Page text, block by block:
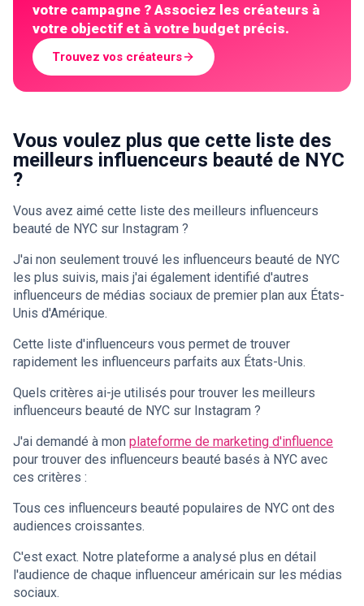
votre campagne ? Associez les créateurs à
votre objectif et à votre budget précis.
Trouvez vos créateurs
Vous voulez plus que cette liste des
meilleurs influenceurs beauté de NYC
?
Vous avez aimé cette liste des meilleurs influenceurs
beauté de NYC sur Instagram ?
J'ai non seulement trouvé les influenceurs beauté de NYC
les plus suivis, mais j'ai également identifié d'autres
influenceurs de médias sociaux de premier plan aux États-
Unis d'Amérique.
Cette liste d'influenceurs vous permet de trouver
rapidement les influenceurs parfaits aux États-Unis.
Quels critères ai-je utilisés pour trouver les meilleurs
influenceurs beauté de NYC sur Instagram ?
J'ai demandé à mon plateforme de marketing d'influence
pour trouver des influenceurs beauté basés à NYC avec
ces critères :
Tous ces influenceurs beauté populaires de NYC ont des
audiences croissantes.
C'est exact. Notre plateforme a analysé plus en détail
l'audience de chaque influenceur américain sur les médias
sociaux.